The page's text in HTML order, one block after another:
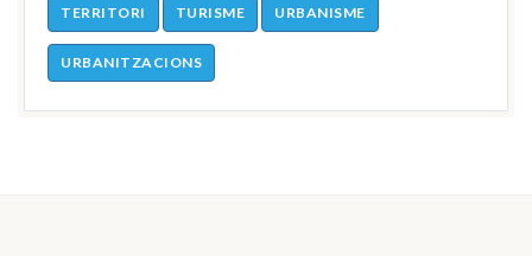
TERRITORI TURISME URBANISME
URBANITZACIONS